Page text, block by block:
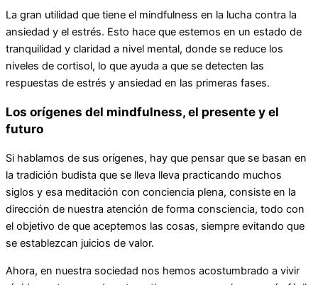
La gran utilidad que tiene el mindfulness en la lucha contra la
ansiedad y el estrés. Esto hace que estemos en un estado de
tranquilidad y claridad a nivel mental, donde se reduce los
niveles de cortisol, lo que ayuda a que se detecten las
respuestas de estrés y ansiedad en las primeras fases.
Los orígenes del mindfulness, el presente y el
futuro
Si hablamos de sus orígenes, hay que pensar que se basan en
la tradición budista que se lleva lleva practicando muchos
siglos y esa meditación con conciencia plena, consiste en la
dirección de nuestra atención de forma consciencia, todo con
el objetivo de que aceptemos las cosas, siempre evitando que
se establezcan juicios de valor.
Ahora, en nuestra sociedad nos hemos acostumbrado a vivir